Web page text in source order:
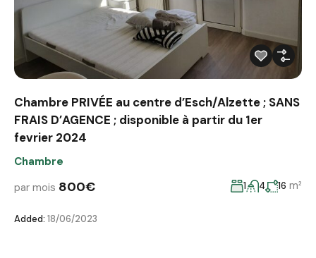
Chambre PRIVÉE au centre d’Esch/Alzette ; SANS
FRAIS D’AGENCE ; disponible à partir du 1er
fevrier 2024
Chambre
par mois 800€ 1 4 16 m²
Added: 18/06/2023